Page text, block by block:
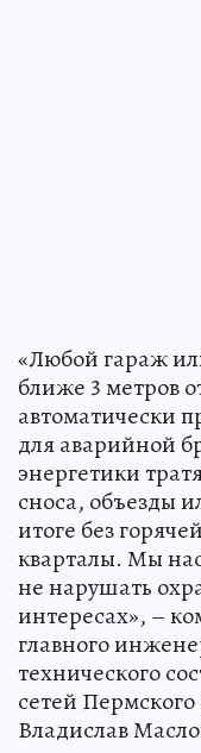
«Любой гараж
ближе 3 метров
автоматически
для аварийной
энергетики
сноса, объезды
итоге без
кварталы. Мы
не нарушать
интересах», –
главного
технического
сетей
Владислав